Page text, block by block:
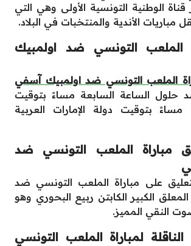
الوطنية التونسية الأولى وهي التي
الأندية والمنتخبات في البلاد.
الملعب التونسي ضد اولمبيك
الملعب التونسي ضد اولمبيك آسفي
حلول الساعة السابعة مساءً بتوقيت
مساءً بتوقيت دولة الإمارات العربية
مباراة الملعب التونسي ضد
على مباراة الملعب التونسي ضد
الكبير الكابتن ربيع البحوري وهو
النقي المميز.
الناقلة لمباراة الملعب التونسي